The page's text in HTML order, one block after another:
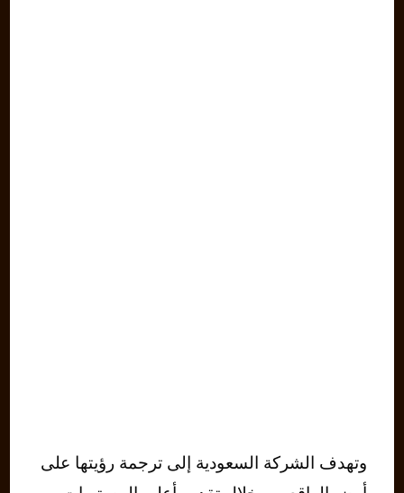
وتهدف الشركة السعودية إلى ترجمة رؤيتها على